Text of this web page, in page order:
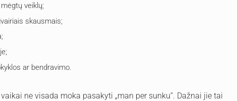
veiklų;
skausmais;
ar bendravimo.
ne visada moka pasakyti „man per sunku“. Dažnai jie tai